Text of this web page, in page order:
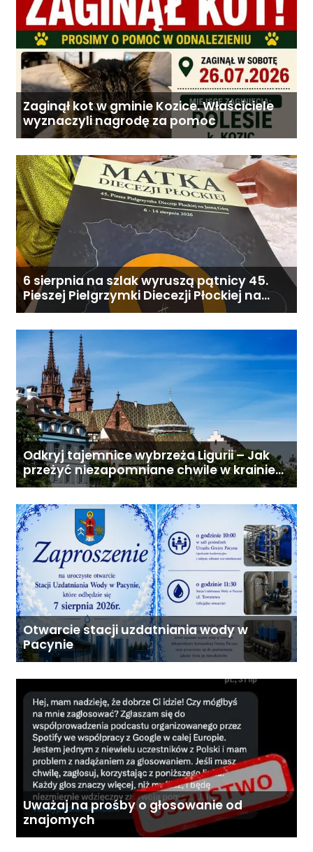
Zaginął kot w gminie Kozice. Właściciele
wyznaczyli nagrodę za pomoc
6 sierpnia na szlak wyruszą pątnicy 45.
Pieszej Pielgrzymki Diecezji Płockiej na
Jasną Górę
Odkryj tajemnice wybrzeża Ligurii – Jak
przeżyć niezapomniane chwile w krainie
pesto i słońca
Otwarcie stacji uzdatniania wody w
Pacynie
Uważaj na prośby o głosowanie od
znajomych